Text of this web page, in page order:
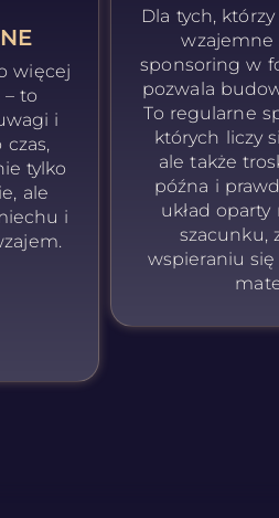
więcej
– to
i
tylko
ale
i
Dla tych,
wzajemne
sponsoring w
pozwala
To regularne
których liczy
ale także
późna i
układ
szacunku,
wspieraniu